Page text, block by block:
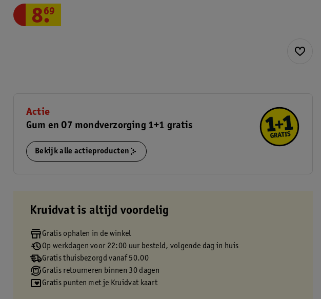
8.
69
Actie
Gum en O7 mondverzorging 1+1 gratis
Bekijk alle actieproducten
Kruidvat is altijd voordelig
Gratis ophalen in de winkel
Op werkdagen voor 22:00 uur besteld, volgende dag in huis
Gratis thuisbezorgd vanaf 50.00
Gratis retourneren binnen 30 dagen
Gratis punten met je Kruidvat kaart